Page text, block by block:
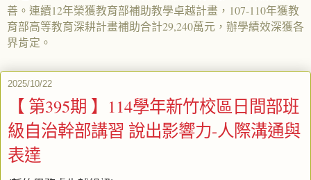
善。連續12年榮獲教育部補助教學卓越計畫，107-110年獲教
育部高等教育深耕計畫補助合計29,240萬元，辦學績效深獲各
界肯定。
2025/10/22
【 第395期 】114學年新竹校區日間部班
級自治幹部講習 說出影響力-人際溝通與
表達